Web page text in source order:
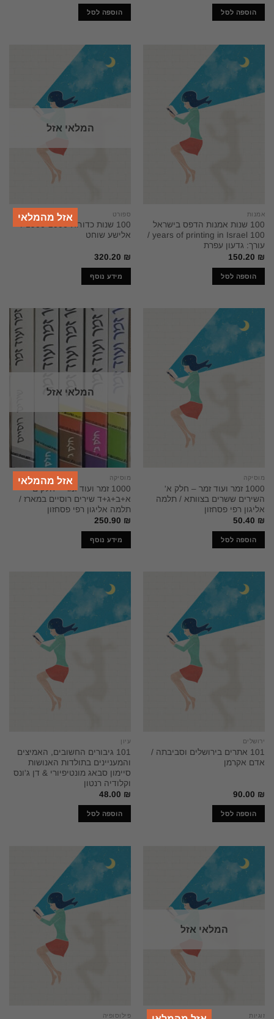
הוספה לסל הוספה לסל
אמנות
100 שנות אמנות הדפס בישראל
100 years of printing in Israel /
עורך: גדעון עפרת
150.20 ₪
הוספה לסל
המלאי אזל
אזל מהמלאי ספורט
100 שנות כדורגל 1906-2006 /
אלישע שוחט
320.20 ₪
מידע נוסף
מוסיקה
1000 זמר ועוד זמר – חלק א'
השירים ששרים בצוותא / תלמה
אליגון רפי פסחזון
50.40 ₪
הוספה לסל
המלאי אזל
אזל מהמלאי מוסיקה
1000 זמר ועוד זמר – חלקים
א+ב+ג+ד שירים רוסיים במארז /
תלמה אליגון רפי פסחזון
250.90 ₪
מידע נוסף
ירושלים
101 אתרים בירושלים וסביבתה /
אדם אקרמן
90.00 ₪
הוספה לסל
עיון
101 גיבורים החשובים, האמיצים
והמעניינים בתולדות האנושות
סיימון סבאג מונטיפיורי & דן ג'ונס
וקלודיה רנטון
48.00 ₪
הוספה לסל
המלאי אזל
זוגיות פילוסופיה